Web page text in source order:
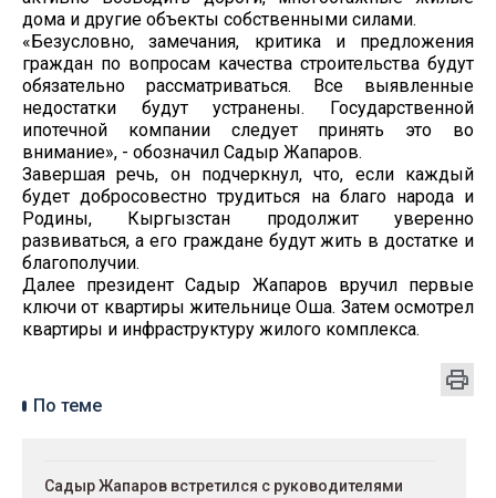
дома и другие объекты собственными силами.
«Безусловно, замечания, критика и предложения
граждан по вопросам качества строительства будут
обязательно рассматриваться. Все выявленные
недостатки будут устранены. Государственной
ипотечной компании следует принять это во
внимание», - обозначил Садыр Жапаров.
Завершая речь, он подчеркнул, что, если каждый
будет добросовестно трудиться на благо народа и
Родины, Кыргызстан продолжит уверенно
развиваться, а его граждане будут жить в достатке и
благополучии.
Далее президент Садыр Жапаров вручил первые
ключи от квартиры жительнице Оша. Затем осмотрел
квартиры и инфраструктуру жилого комплекса.
По теме
Садыр Жапаров встретился с руководителями